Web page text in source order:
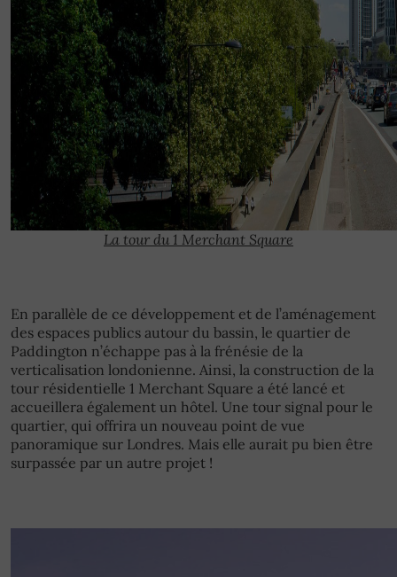
La tour du 1 Merchant Square
En parallèle de ce développement et de l’aménagement
des espaces publics autour du bassin, le quartier de
Paddington n’échappe pas à la frénésie de la
verticalisation londonienne. Ainsi, la construction de la
tour résidentielle 1 Merchant Square a été lancé et
accueillera également un hôtel. Une tour signal pour le
quartier, qui offrira un nouveau point de vue
panoramique sur Londres. Mais elle aurait pu bien être
surpassée par un autre projet !